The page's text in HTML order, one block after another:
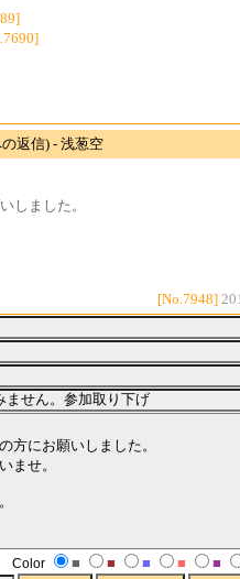
返信) - 浅葱空
しました。
[No.7948]
Color ■ ■ ■ ■ ■